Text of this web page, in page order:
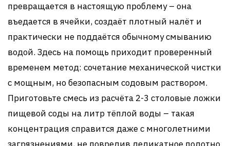
превращается в настоящую проблему – она
въедается в ячейки, создаёт плотный налёт и
практически не поддаётся обычному смыванию
водой. Здесь на помощь приходит проверенный
временем метод: сочетание механической чистки
с мощным, но безопасным содовым раствором.
Приготовьте смесь из расчёта 2-3 столовые ложки
пищевой соды на литр тёплой воды – такая
концентрация справится даже с многолетними